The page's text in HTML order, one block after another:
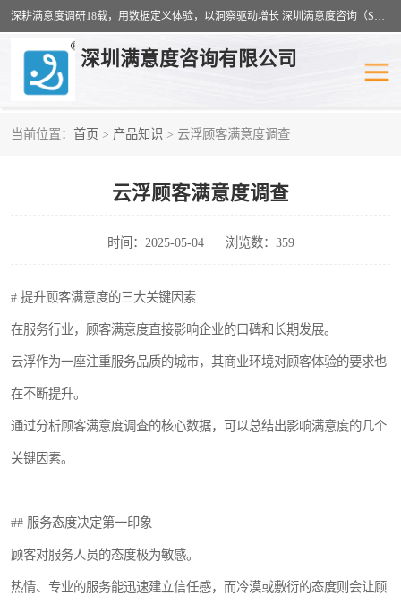
深耕满意度调研18载，用数据定义体验，以洞察驱动增长 深圳满意度咨询（SSC）：十八年专注，丈量每一份体验。
深圳满意度咨询有限公司
当前位置： 首页 > 产品知识 > 云浮顾客满意度调查
云浮顾客满意度调查
时间：2025-05-04 浏览数：359
# 提升顾客满意度的三大关键因素
在服务行业，顾客满意度直接影响企业的口碑和长期发展。
云浮作为一座注重服务品质的城市，其商业环境对顾客体验的要求也
在不断提升。
通过分析顾客满意度调查的核心数据，可以总结出影响满意度的几个
关键因素。
## 服务态度决定第一印象
顾客对服务人员的态度极为敏感。
热情、专业的服务能迅速建立信任感，而冷漠或敷衍的态度则会让顾
客户满意度调查 医疗服务业满意度
公共事务满意度调查 餐饮业满意度调查
营商环境满意度
服务满意度调查 汽车行业满意度